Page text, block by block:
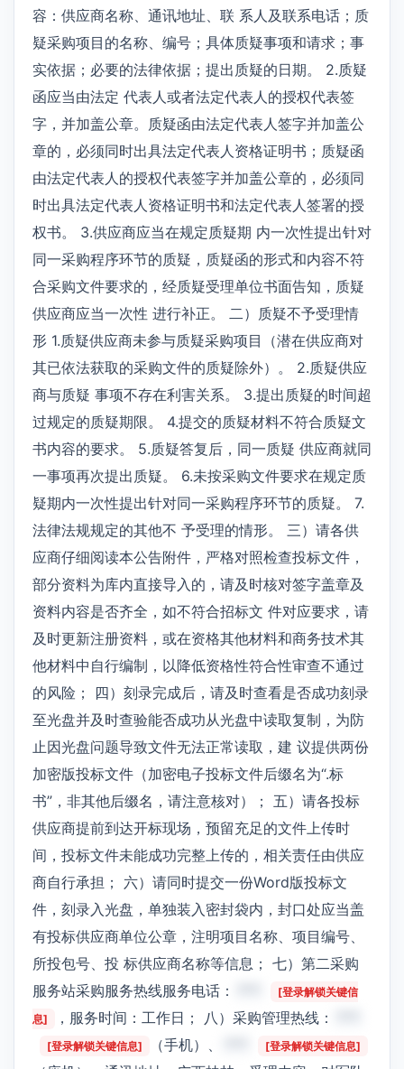
容：供应商名称、通讯地址、联 系人及联系电话；质
疑采购项目的名称、编号；具体质疑事项和请求；事
实依据；必要的法律依据；提出质疑的日期。 2.质疑
函应当由法定 代表人或者法定代表人的授权代表签
字，并加盖公章。质疑函由法定代表人签字并加盖公
章的，必须同时出具法定代表人资格证明书；质疑函
由法定代表人的授权代表签字并加盖公章的，必须同
时出具法定代表人资格证明书和法定代表人签署的授
权书。 3.供应商应当在规定质疑期 内一次性提出针对
同一采购程序环节的质疑，质疑函的形式和内容不符
合采购文件要求的，经质疑受理单位书面告知，质疑
供应商应当一次性 进行补正。 二）质疑不予受理情
形 1.质疑供应商未参与质疑采购项目（潜在供应商对
其已依法获取的采购文件的质疑除外）。 2.质疑供应
商与质疑 事项不存在利害关系。 3.提出质疑的时间超
过规定的质疑期限。 4.提交的质疑材料不符合质疑文
书内容的要求。 5.质疑答复后，同一质疑 供应商就同
一事项再次提出质疑。 6.未按采购文件要求在规定质
疑期内一次性提出针对同一采购程序环节的质疑。 7.
法律法规规定的其他不 予受理的情形。 三）请各供
应商仔细阅读本公告附件，严格对照检查投标文件，
部分资料为库内直接导入的，请及时核对签字盖章及
资料内容是否齐全，如不符合招标文 件对应要求，请
及时更新注册资料，或在资格其他材料和商务技术其
他材料中自行编制，以降低资格性符合性审查不通过
的风险； 四）刻录完成后，请及时查看是否成功刻录
至光盘并及时查验能否成功从光盘中读取复制，为防
止因光盘问题导致文件无法正常读取，建 议提供两份
加密版投标文件（加密电子投标文件后缀名为“.标
书”，非其他后缀名，请注意核对）； 五）请各投标
供应商提前到达开标现场，预留充足的文件上传时
间，投标文件未能成功完整上传的，相关责任由供应
商自行承担； 六）请同时提交一份Word版投标文
件，刻录入光盘，单独装入密封袋内，封口处应当盖
有投标供应商单位公章，注明项目名称、项目编号、
所投包号、投 标供应商名称等信息； 七）第二采购
服务站采购服务热线服务电话：
[登录解锁关键信
息]
，服务时间：工作日； 八）采购管理热线：
[登录解锁关键信息] （手机）、 [登录解锁关键信息]